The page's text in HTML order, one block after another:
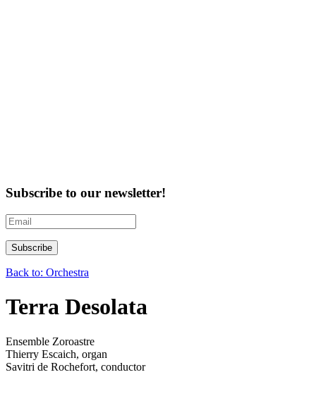
Subscribe to our newsletter!
Back to: Orchestra
Terra Desolata
Ensemble Zoroastre
Thierry Escaich, organ
Savitri de Rochefort, conductor